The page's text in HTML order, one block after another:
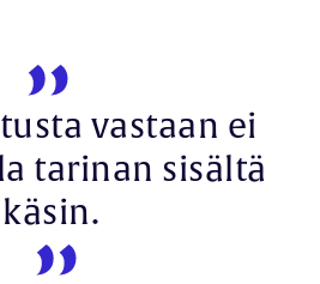
vastaan ei
tarinan sisältä
käsin.